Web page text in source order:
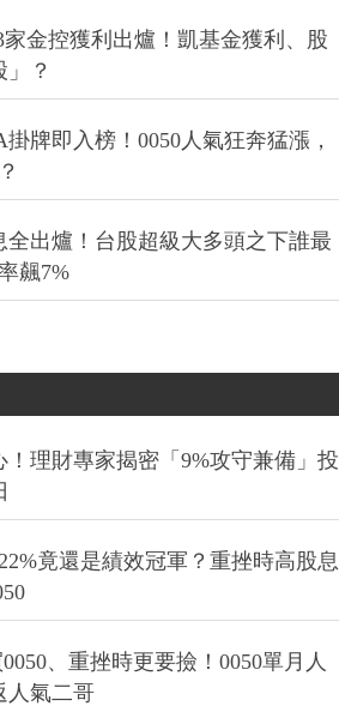
金控獲利出爐！凱基金獲利、股
？
牌即入榜！0050人氣狂奔猛漲，
全出爐！台股超級大多頭之下誰最
飆7%
理財專家揭密「9%攻守兼備」投
竟還是績效冠軍？重挫時高股息
、重挫時更要撿！0050單月人
人氣二哥